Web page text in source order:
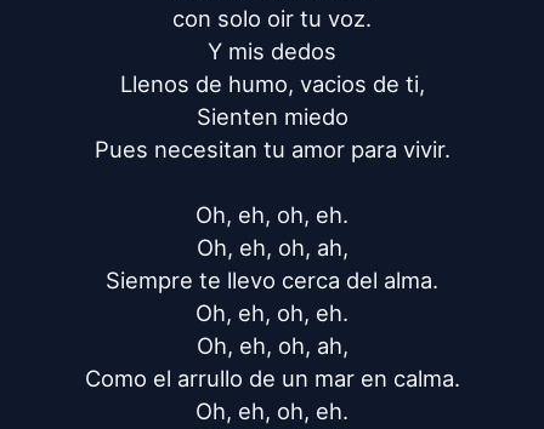
con solo oir tu voz.
Y mis dedos
Llenos de humo, vacios de ti,
Sienten miedo
Pues necesitan tu amor para vivir.
Oh, eh, oh, eh.
Oh, eh, oh, ah,
Siempre te llevo cerca del alma.
Oh, eh, oh, eh.
Oh, eh, oh, ah,
Como el arrullo de un mar en calma.
Oh, eh, oh, eh.